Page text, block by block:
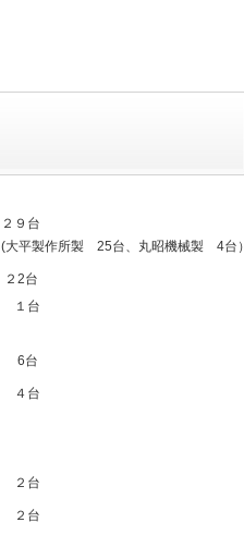
２９台
(大平製作所製 25台、丸昭機械製 4台）
２2台
１台
6台
４台
２台
２台